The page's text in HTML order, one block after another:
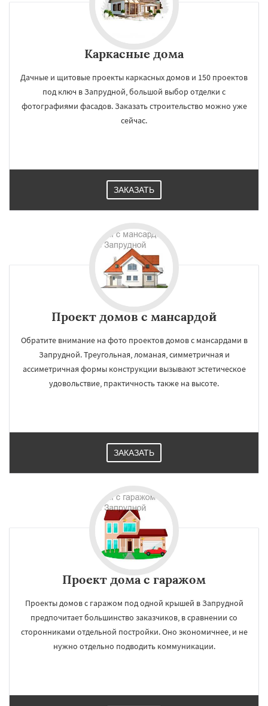
Каркасные дома
Дачные и щитовые проекты каркасных домов и 150 проектов
под ключ в Запрудной, большой выбор отделки с
фотографиями фасадов. Заказать строительство можно уже
сейчас.
ЗАКАЗАТЬ
Проект домов с мансардой
Обратите внимание на фото проектов домов с мансардами в
Запрудной. Треугольная, ломаная, симметричная и
ассиметричная формы конструкции вызывают эстетическое
удовольствие, практичность также на высоте.
ЗАКАЗАТЬ
Проект дома с гаражом
Проекты домов с гаражом под одной крышей в Запрудной
предпочитает большинство заказчиков, в сравнении со
сторонниками отдельной постройки. Оно экономичнее, и не
нужно отдельно подводить коммуникации.